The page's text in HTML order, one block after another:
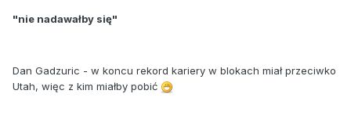
"nie nadawałby się"
Dan Gadzuric - w koncu rekord kariery w blokach miał przeciwko
Utah, więc z kim miałby pobić